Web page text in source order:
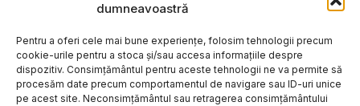
dumneavoastră
Pentru a oferi cele mai bune experiențe, folosim tehnologii precum
cookie-urile pentru a stoca și/sau accesa informațiile despre
dispozitiv. Consimțământul pentru aceste tehnologii ne va permite să
procesăm date precum comportamentul de navigare sau ID-uri unice
pe acest site. Neconsimțământul sau retragerea consimțământului